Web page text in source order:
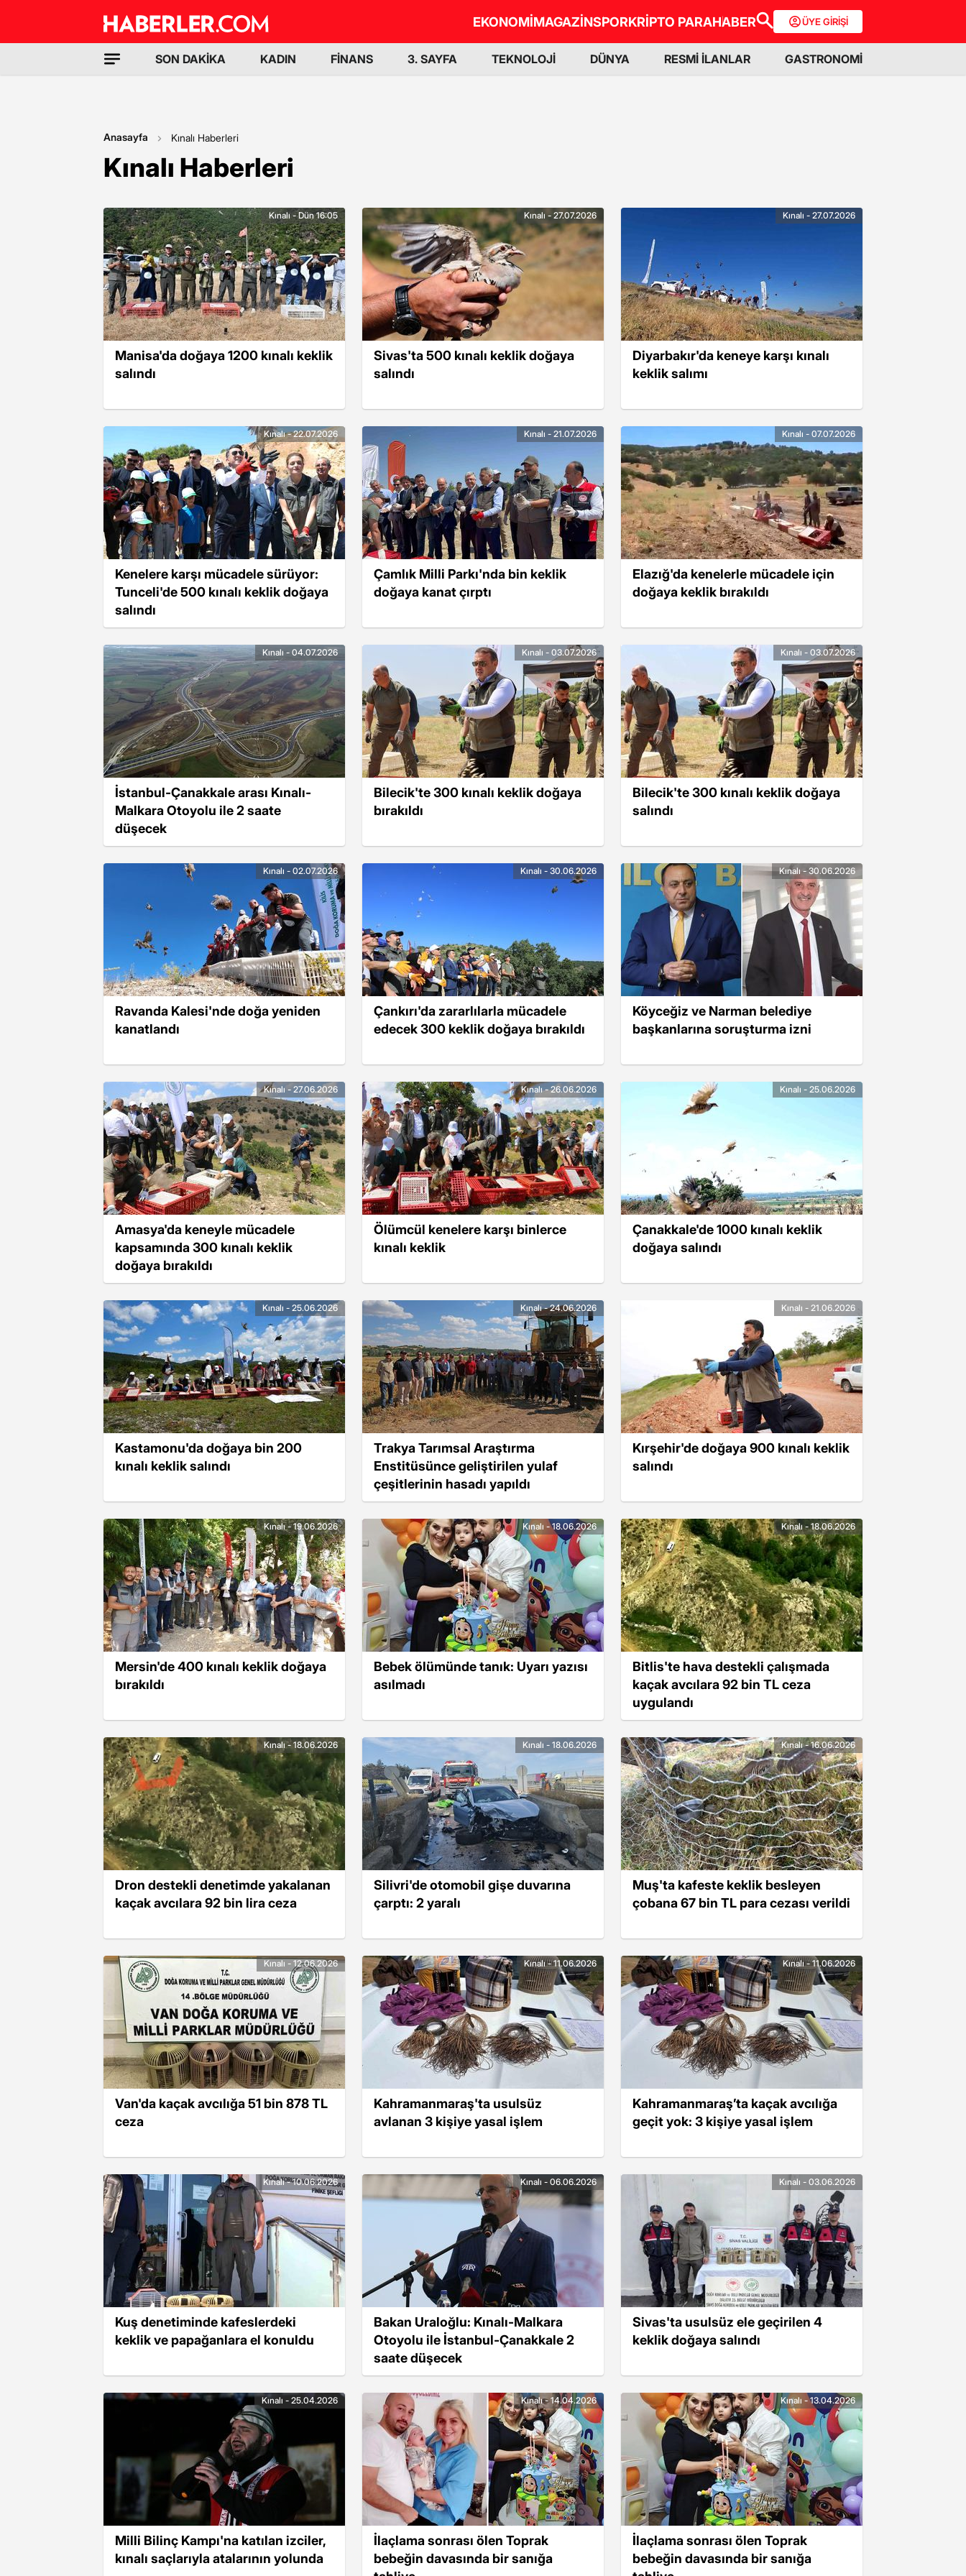
EKONOMİMAGAZİNSPORKRİPTO PARAHABER ÜYE GİRİŞİ
SON DAKİKA KADIN FİNANS 3. SAYFA TEKNOLOJİ DÜNYA RESMİ İLANLAR GASTRONOMİ
Anasayfa Kınalı Haberleri
Kınalı Haberleri
Manisa'da doğaya 1200 kınalı keklik
salındı
Kınalı - Dün 16:05
Sivas'ta 500 kınalı keklik doğaya
salındı
Kınalı - 27.07.2026
Diyarbakır'da keneye karşı kınalı
keklik salımı
Kınalı - 27.07.2026
Kenelere karşı mücadele sürüyor:
Tunceli'de 500 kınalı keklik doğaya
salındı
Kınalı - 22.07.2026
Çamlık Milli Parkı'nda bin keklik
doğaya kanat çırptı
Kınalı - 21.07.2026
Elazığ'da kenelerle mücadele için
doğaya keklik bırakıldı
Kınalı - 07.07.2026
İstanbul-Çanakkale arası Kınalı-
Malkara Otoyolu ile 2 saate
düşecek
Kınalı - 04.07.2026
Bilecik'te 300 kınalı keklik doğaya
bırakıldı
Kınalı - 03.07.2026
Bilecik'te 300 kınalı keklik doğaya
salındı
Kınalı - 03.07.2026
Ravanda Kalesi'nde doğa yeniden
kanatlandı
Kınalı - 02.07.2026
Çankırı'da zararlılarla mücadele
edecek 300 keklik doğaya bırakıldı
Kınalı - 30.06.2026
Köyceğiz ve Narman belediye
başkanlarına soruşturma izni
Kınalı - 30.06.2026
Amasya'da keneyle mücadele
kapsamında 300 kınalı keklik
doğaya bırakıldı
Kınalı - 27.06.2026
Ölümcül kenelere karşı binlerce
kınalı keklik
Kınalı - 26.06.2026
Çanakkale'de 1000 kınalı keklik
doğaya salındı
Kınalı - 25.06.2026
Kastamonu'da doğaya bin 200
kınalı keklik salındı
Kınalı - 25.06.2026
Trakya Tarımsal Araştırma
Enstitüsünce geliştirilen yulaf
çeşitlerinin hasadı yapıldı
Kınalı - 24.06.2026
Kırşehir'de doğaya 900 kınalı keklik
salındı
Kınalı - 21.06.2026
Mersin'de 400 kınalı keklik doğaya
bırakıldı
Kınalı - 19.06.2026
Bebek ölümünde tanık: Uyarı yazısı
asılmadı
Kınalı - 18.06.2026
Bitlis'te hava destekli çalışmada
kaçak avcılara 92 bin TL ceza
uygulandı
Kınalı - 18.06.2026
Dron destekli denetimde yakalanan
kaçak avcılara 92 bin lira ceza
Kınalı - 18.06.2026
Silivri'de otomobil gişe duvarına
çarptı: 2 yaralı
Kınalı - 18.06.2026
Muş'ta kafeste keklik besleyen
çobana 67 bin TL para cezası verildi
Kınalı - 16.06.2026
Van'da kaçak avcılığa 51 bin 878 TL
ceza
Kınalı - 12.06.2026
Kahramanmaraş'ta usulsüz
avlanan 3 kişiye yasal işlem
Kınalı - 11.06.2026
Kahramanmaraş’ta kaçak avcılığa
geçit yok: 3 kişiye yasal işlem
Kınalı - 11.06.2026
Kuş denetiminde kafeslerdeki
keklik ve papağanlara el konuldu
Kınalı - 10.06.2026
Bakan Uraloğlu: Kınalı-Malkara
Otoyolu ile İstanbul-Çanakkale 2
saate düşecek
Kınalı - 06.06.2026
Sivas'ta usulsüz ele geçirilen 4
keklik doğaya salındı
Kınalı - 03.06.2026
Milli Bilinç Kampı'na katılan izciler,
kınalı saçlarıyla atalarının yolunda
Kınalı - 25.04.2026
İlaçlama sonrası ölen Toprak
bebeğin davasında bir sanığa
Kınalı - 14.04.2026
İlaçlama sonrası ölen Toprak
bebeğin davasında bir sanığa
Kınalı - 13.04.2026